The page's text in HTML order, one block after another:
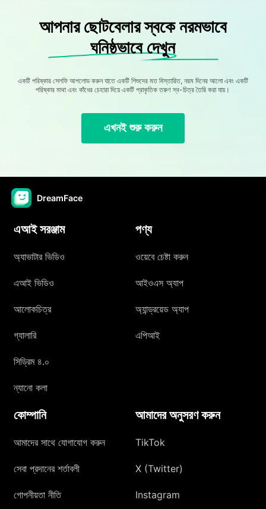
আপনার ছোটবেলার স্বকে নরমভাবে
ঘনিষ্ঠভাবে দেখুন
একটি পরিষ্কার সেলফি আপলোড করুন যাতে একটি শিশুদের মত বিস্তারিত, নরম দিনের আলো এবং একটি
পরিষ্কার মাথা এবং কাঁধের চেহারা দিয়ে একটি প্রাকৃতিক তরুণ স্ব-চিত্র তৈরি করা যায়।
এখনই শুরু করুন
DreamFace
এআই সরঞ্জাম
অ্যাভাটার ভিডিও
এআই ভিডিও
আলোকচিত্র
গ্যালারি
সিড্রিম ৪.০
ন্যানো কলা
পণ্য
ওয়েবে চেষ্টা করুন
আইওএস অ্যাপ
অ্যান্ড্রয়েড অ্যাপ
এপিআই
কোম্পানি
আমাদের সাথে যোগাযোগ করুন
সেবা প্রদানের শর্তাবলী
গোপনীয়তা নীতি
আমাদের অনুসরণ করুন
TikTok
X (Twitter)
Instagram